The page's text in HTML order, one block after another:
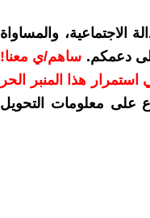
والمساواة
دعمكم. ساهم/ي معنا!
في استمرار هذا المنبر الحر
على معلومات التحويل